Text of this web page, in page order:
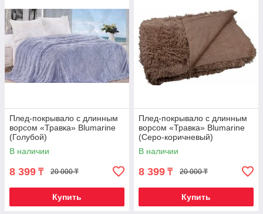
Плед-покрывало с длинным
ворсом «Травка» Blumarine
(Голубой)
В наличии
8 399 ₸ 20 000 ₸
Купить
Плед-покрывало с длинным
ворсом «Травка» Blumarine
(Серо-коричневый)
В наличии
8 399 ₸ 20 000 ₸
Купить